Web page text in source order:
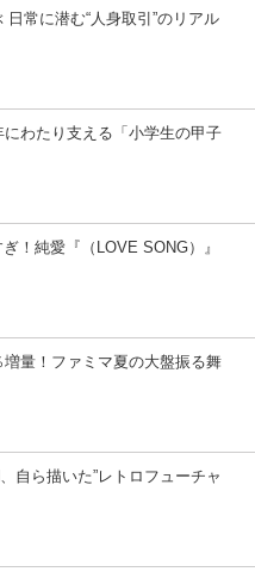
日常に潜む“人身取引”のリアル
わたり支える「小学生の甲子
！純愛『（LOVE SONG）』
量！ファミマ夏の大盤振る舞
自ら描いた”レトロフューチャ